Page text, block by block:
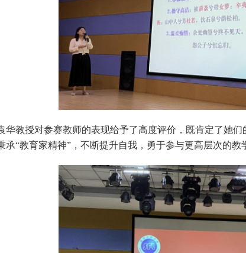
华教授对参赛教师的表现给予了高度评价，既肯定了她
承“教育家精神”，不断提升自我，勇于参与更高层次的教